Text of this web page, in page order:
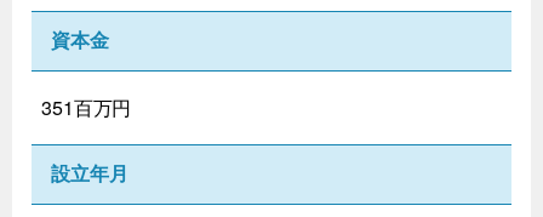
資本金
351百万円
設立年月